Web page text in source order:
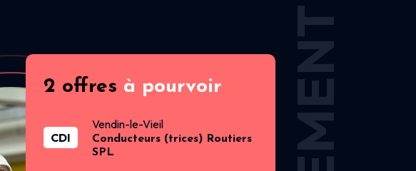
2 offres à pourvoir
CDI
Vendin-le-Vieil
Conducteurs (trices) Routiers
SPL